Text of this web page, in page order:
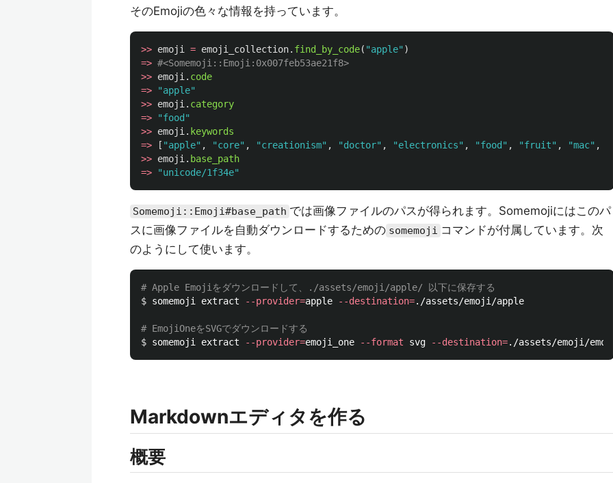
そのEmojiの色々な情報を持っています。
>> emoji = emoji_collection. find_by_code( "apple" )
=> #<Somemoji::Emoji:0x007feb53ae21f8>
>> emoji . code
=>
"apple"
>> emoji . category
=>
"food"
>> emoji . keywords
=>
[ "apple" , "core" , "creationism" , "doctor" , "electronics" , "food" , "fruit" , "mac" ,
>> emoji . base_path
=>
"unicode/1f34e"
Somemoji::Emoji#base_path では画像ファイルのパスが得られます。Somemojiにはこのパ
スに画像ファイルを自動ダウンロードするための somemoji コマンドが付属しています。次
のようにして使います。
# Apple Emojiをダウンロードして、./assets/emoji/apple/ 以下に保存する
$ somemoji extract --provider=apple --destination=./assets/emoji/apple
# EmojiOneをSVGでダウンロードする
$ somemoji extract --provider=emoji_one --format svg --destination=
Markdownエディタを作る
概要